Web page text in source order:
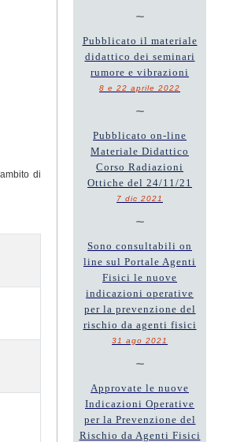
di
~
Pubblicato il materiale
didattico dei seminari
rumore e vibrazioni
8 e 22 aprile 2022
~
Pubblicato on-line
Materiale Didattico
Corso Radiazioni
Ottiche del 24/11/21
7 dic 2021
~
Sono consultabili on
line sul Portale Agenti
Fisici le nuove
indicazioni operative
per la prevenzione del
rischio da agenti fisici
31 ago 2021
~
Approvate le nuove
Indicazioni Operative
per la Prevenzione del
Rischio da Agenti Fisici